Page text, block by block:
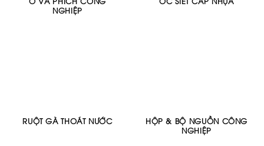
NGHIỆP
RUỘT GÀ THOÁT NƯỚC
HỘP & BỘ NGUỒN CÔNG
NGHIỆP